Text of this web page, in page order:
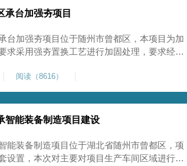
承台加强夯项目
台加强夯项目位于随州市曾都区，本项目为加
求采用强夯置换工艺进行加固处理，要求经处
，夯击次数较多，为确保场地临近建筑物安全
界限开挖减震沟
阅读（8616）
智能装备制造项目建设
能装备制造项目位于湖北省随州市曾都区，项
设置，本次对主要对项目生产车间区域进行强